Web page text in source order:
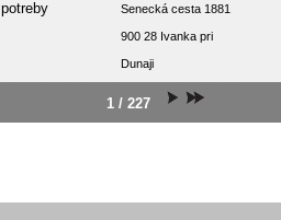
potreby
Senecká cesta 1881
900 28 Ivanka pri
Dunaji
1 / 227